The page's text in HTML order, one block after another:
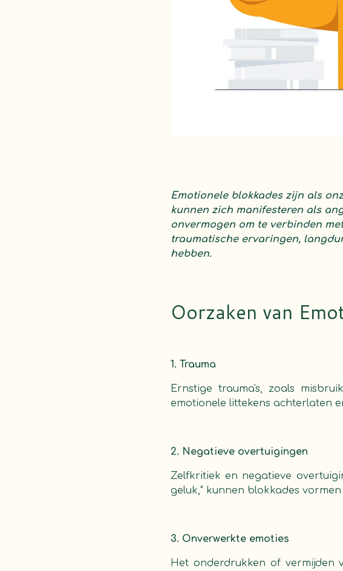
Emotionele blokkades zijn als
kunnen zich manifesteren als
onvermogen om te verbinden
traumatische ervaringen,
hebben.
Oorzaken van
1. Trauma
Ernstige trauma's, zoals
emotionele littekens achterlaten
2. Negatieve overtuigingen
Zelfkritiek en negatieve
geluk," kunnen blokkades
3. Onverwerkte emoties
Het onderdrukken of vermijden